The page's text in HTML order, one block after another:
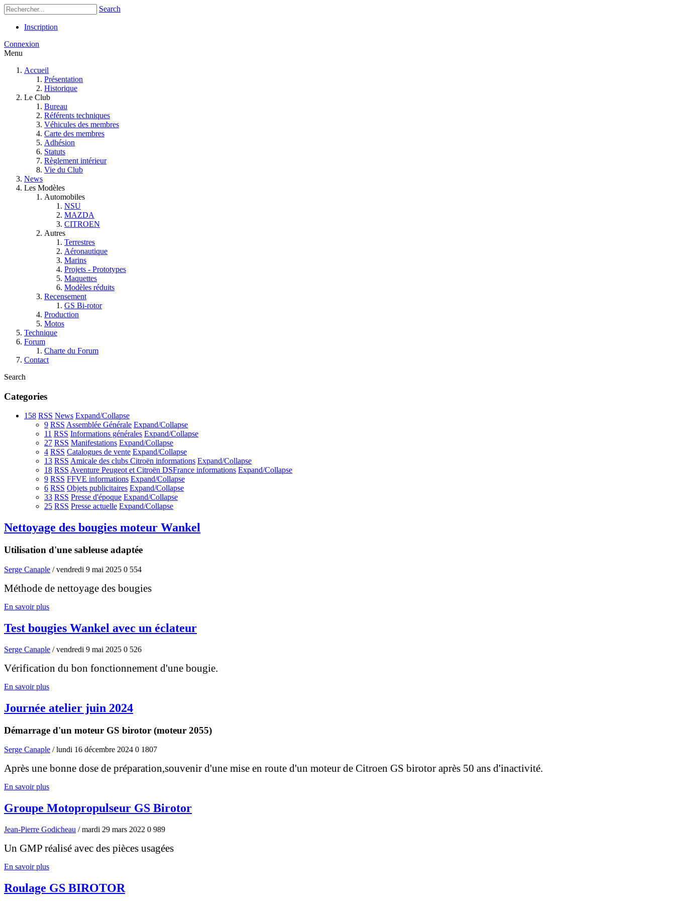
Search
Inscription
Connexion
Menu
Accueil
Présentation
Historique
Le Club
Bureau
Référents techniques
Véhicules des membres
Carte des membres
Adhésion
Statuts
Règlement intérieur
Vie du Club
News
Les Modèles
Automobiles
NSU
MAZDA
CITROEN
Autres
Terrestres
Aéronautique
Marins
Projets - Prototypes
Maquettes
Modèles réduits
Recensement
GS Bi-rotor
Production
Motos
Technique
Forum
Charte du Forum
Contact
Search
Categories
158 RSS News Expand/Collapse
9 RSS Assemblée Générale Expand/Collapse
11 RSS Informations générales Expand/Collapse
27 RSS Manifestations Expand/Collapse
4 RSS Catalogues de vente Expand/Collapse
13 RSS Amicale des clubs Citroën informations Expand/Collapse
18 RSS Aventure Peugeot et Citroën DSFrance informations Expand/Collapse
9 RSS FFVE informations Expand/Collapse
6 RSS Objets publicitaires Expand/Collapse
33 RSS Presse d'époque Expand/Collapse
25 RSS Presse actuelle Expand/Collapse
Nettoyage des bougies moteur Wankel
Utilisation d'une sableuse adaptée
Serge Canaple / vendredi 9 mai 2025 0 554
Méthode de nettoyage des bougies
En savoir plus
Test bougies Wankel avec un éclateur
Serge Canaple / vendredi 9 mai 2025 0 526
Vérification du bon fonctionnement d'une bougie.
En savoir plus
Journée atelier juin 2024
Démarrage d'un moteur GS birotor (moteur 2055)
Serge Canaple / lundi 16 décembre 2024 0 1807
Après une bonne dose de préparation,souvenir d'une mise en route d'un moteur de Citroen GS birotor après 50 ans d'inactivité.
En savoir plus
Groupe Motopropulseur GS Birotor
Jean-Pierre Godicheau / mardi 29 mars 2022 0 989
Un GMP réalisé avec des pièces usagées
En savoir plus
Roulage GS BIROTOR